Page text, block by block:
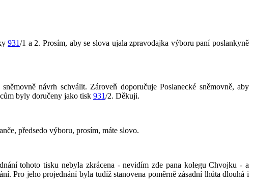
931/1 a 2. Prosím, aby se slova ujala zpravodajka výboru paní poslankyně
návrh schválit. Zároveň doporučuje Poslanecké sněmovně, aby
byly doručeny jako tisk 931/2. Děkuji.
předsedo výboru, prosím, máte slovo.
tohoto tisku nebyla zkrácena - nevidím zde pana kolegu Chvojku - a
Pro jeho projednání byla tudíž stanovena poměrně zásadní lhůta dlouhá i